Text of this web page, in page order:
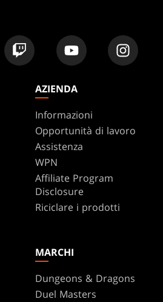
AZIENDA
Informazioni
Opportunità di lavoro
Assistenza
WPN
Affiliate Program
Disclosure
Riciclare i prodotti
MARCHI
Dungeons & Dragons
Duel Masters